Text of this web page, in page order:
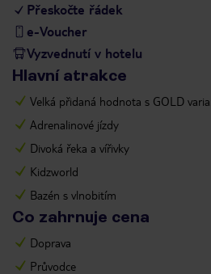
Přeskočte řádek
e-Voucher
Vyzvednutí v hotelu
Hlavní atrakce
Velká přidaná hodnota s GOLD
Adrenalinové jízdy
Divoká řeka a vířivky
Kidzworld
Bazén s vlnobitím
Co zahrnuje cena
Doprava
Průvodce